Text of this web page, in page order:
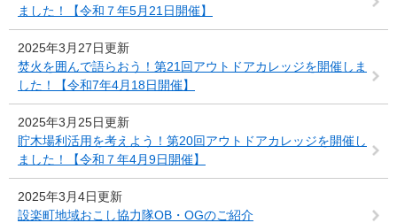
ました！【令和７年5月21日開催】
2025年3月27日更新
焚火を囲んで語らおう！第21回アウトドアカレッジを開催しま
した！【令和7年4月18日開催】
2025年3月25日更新
貯木場利活用を考えよう！第20回アウトドアカレッジを開催し
ました！【令和７年4月9日開催】
2025年3月4日更新
設楽町地域おこし協力隊OB・OGのご紹介